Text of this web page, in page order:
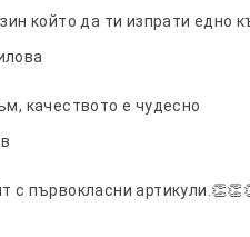
който да ти изпрати
качеството е чудесно
с първокласни